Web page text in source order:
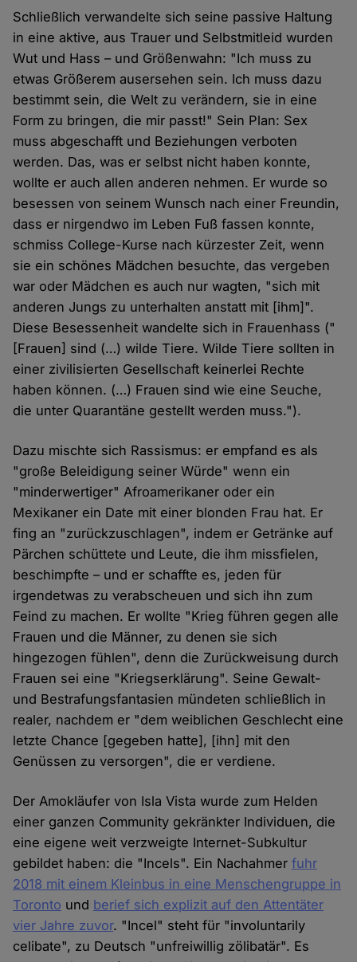
Schließlich verwandelte sich seine passive Haltung
in eine aktive, aus Trauer und Selbstmitleid wurden
Wut und Hass – und Größenwahn: "Ich muss zu
etwas Größerem ausersehen sein. Ich muss dazu
bestimmt sein, die Welt zu verändern, sie in eine
Form zu bringen, die mir passt!" Sein Plan: Sex
muss abgeschafft und Beziehungen verboten
werden. Das, was er selbst nicht haben konnte,
wollte er auch allen anderen nehmen. Er wurde so
besessen von seinem Wunsch nach einer Freundin,
dass er nirgendwo im Leben Fuß fassen konnte,
schmiss College-Kurse nach kürzester Zeit, wenn
sie ein schönes Mädchen besuchte, das vergeben
war oder Mädchen es auch nur wagten, "sich mit
anderen Jungs zu unterhalten anstatt mit [ihm]".
Diese Besessenheit wandelte sich in Frauenhass ("
[Frauen] sind (…) wilde Tiere. Wilde Tiere sollten in
einer zivilisierten Gesellschaft keinerlei Rechte
haben können. (…) Frauen sind wie eine Seuche,
die unter Quarantäne gestellt werden muss.").
Dazu mischte sich Rassismus: er empfand es als
"große Beleidigung seiner Würde" wenn ein
"minderwertiger" Afroamerikaner oder ein
Mexikaner ein Date mit einer blonden Frau hat. Er
fing an "zurückzuschlagen", indem er Getränke auf
Pärchen schüttete und Leute, die ihm missfielen,
beschimpfte – und er schaffte es, jeden für
irgendetwas zu verabscheuen und sich ihn zum
Feind zu machen. Er wollte "Krieg führen gegen alle
Frauen und die Männer, zu denen sie sich
hingezogen fühlen", denn die Zurückweisung durch
Frauen sei eine "Kriegserklärung". Seine Gewalt-
und Bestrafungsfantasien mündeten schließlich in
realer, nachdem er "dem weiblichen Geschlecht eine
letzte Chance [gegeben hatte], [ihn] mit den
Genüssen zu versorgen", die er verdiene.
Der Amokläufer von Isla Vista wurde zum Helden
einer ganzen Community gekränkter Individuen, die
eine eigene weit verzweigte Internet-Subkultur
gebildet haben: die "Incels". Ein Nachahmerfuhr
2018 mit einem Kleinbus in eine Menschengruppe in
Toronto und berief sich explizit auf den Attentäter
vier Jahre zuvor. "Incel" steht für "involuntarily
celibate", zu Deutsch "unfreiwillig zölibatär". Es